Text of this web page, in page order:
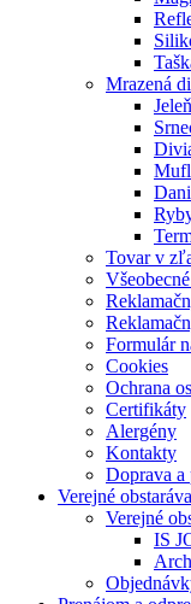
Mrazená
Jeleň
Tovar v
Formulár
Cookies
Ochrana
Certifikáty
Alergény
Kontakty
Doprava a
Verejné
Verejné
IS